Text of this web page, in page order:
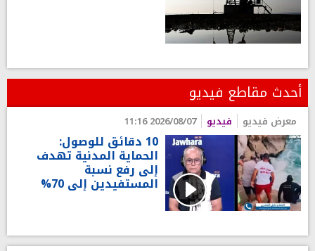
أحدث مقاطع فيديو
معرض فيديو فيديو 2026/08/07 11:16
10 دقائق للوصول:
الحماية المدنية تهدف
إلى رفع نسبة
المستفيدين إلى 70%